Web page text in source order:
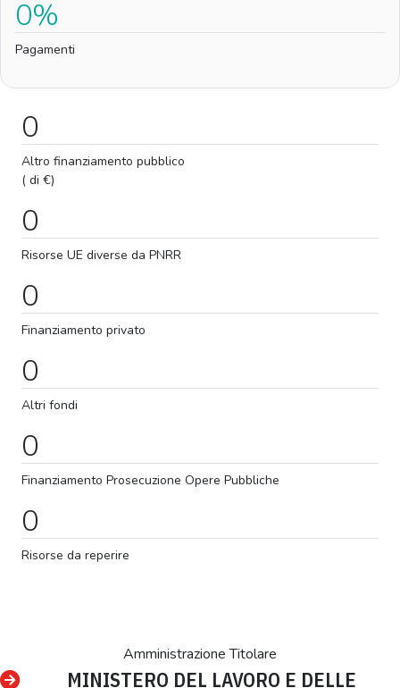
0%
Pagamenti
0
Altro finanziamento pubblico
( di €)
0
Risorse UE diverse da PNRR
0
Finanziamento privato
0
Altri fondi
0
Finanziamento Prosecuzione Opere Pubbliche
0
Risorse da reperire
Amministrazione Titolare
MINISTERO DEL LAVORO E DELLE